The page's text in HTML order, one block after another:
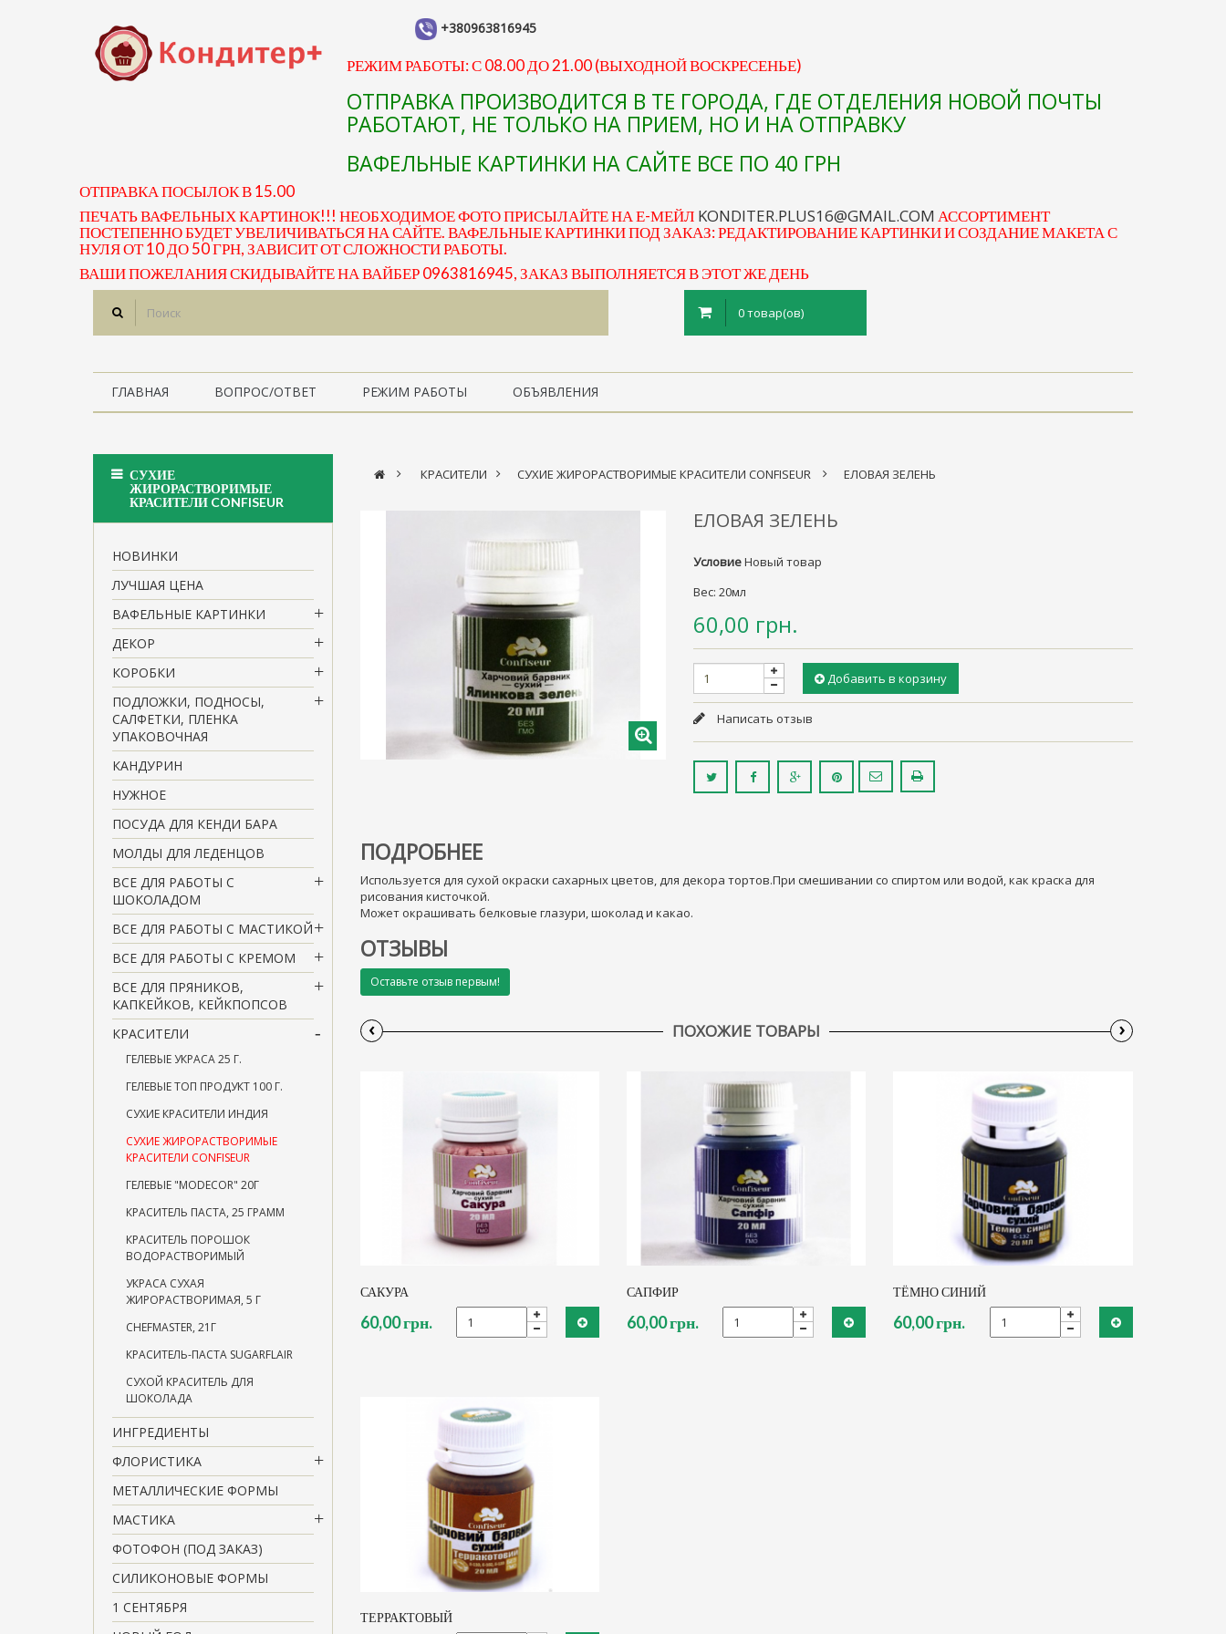
+380963816945
РЕЖИМ РАБОТЫ: С 08.00 ДО 21.00 (ВЫХОДНОЙ ВОСКРЕСЕНЬЕ)
ОТПРАВКА ПРОИЗВОДИТСЯ В ТЕ ГОРОДА, ГДЕ ОТДЕЛЕНИЯ НОВОЙ ПОЧТЫ
РАБОТАЮТ, НЕ ТОЛЬКО НА ПРИЕМ, НО И НА ОТПРАВКУ
ВАФЕЛЬНЫЕ КАРТИНКИ НА САЙТЕ ВСЕ ПО 40 ГРН
ОТПРАВКА ПОСЫЛОК В 15.00
ПЕЧАТЬ ВАФЕЛЬНЫХ КАРТИНОК!!! НЕОБХОДИМОЕ ФОТО ПРИСЫЛАЙТЕ НА Е-МЕЙЛ KONDITER.PLUS16@GMAIL.COM АССОРТИМЕНТ
ПОСТЕПЕННО БУДЕТ УВЕЛИЧИВАТЬСЯ НА САЙТЕ. ВАФЕЛЬНЫЕ КАРТИНКИ ПОД ЗАКАЗ: РЕДАКТИРОВАНИЕ КАРТИНКИ И СОЗДАНИЕ МАКЕТА С
НУЛЯ ОТ 10 ДО 50 ГРН, ЗАВИСИТ ОТ СЛОЖНОСТИ РАБОТЫ.
ВАШИ ПОЖЕЛАНИЯ СКИДЫВАЙТЕ НА ВАЙБЕР 0963816945, ЗАКАЗ ВЫПОЛНЯЕТСЯ В ЭТОТ ЖЕ ДЕНЬ
0 товар(ов)
ГЛАВНАЯ ВОПРОС/ОТВЕТ РЕЖИМ РАБОТЫ ОБЪЯВЛЕНИЯ
СУХИЕ
ЖИРОРАСТВОРИМЫЕ
КРАСИТЕЛИ CONFISEUR
НОВИНКИ
ЛУЧШАЯ ЦЕНА
ВАФЕЛЬНЫЕ КАРТИНКИ
ДЕКОР
КОРОБКИ
ПОДЛОЖКИ, ПОДНОСЫ,
САЛФЕТКИ, ПЛЕНКА
УПАКОВОЧНАЯ
КАНДУРИН
НУЖНОЕ
ПОСУДА ДЛЯ КЕНДИ БАРА
МОЛДЫ ДЛЯ ЛЕДЕНЦОВ
ВСЕ ДЛЯ РАБОТЫ С
ШОКОЛАДОМ
ВСЕ ДЛЯ РАБОТЫ С МАСТИКОЙ
ВСЕ ДЛЯ РАБОТЫ С КРЕМОМ
ВСЕ ДЛЯ ПРЯНИКОВ,
КАПКЕЙКОВ, КЕЙКПОПСОВ
КРАСИТЕЛИ
ГЕЛЕВЫЕ УКРАСА 25 Г.
ГЕЛЕВЫЕ ТОП ПРОДУКТ 100 Г.
СУХИЕ КРАСИТЕЛИ ИНДИЯ
СУХИЕ ЖИРОРАСТВОРИМЫЕ
КРАСИТЕЛИ CONFISEUR
ГЕЛЕВЫЕ "MODECOR" 20Г
КРАСИТЕЛЬ ПАСТА, 25 ГРАММ
КРАСИТЕЛЬ ПОРОШОК
ВОДОРАСТВОРИМЫЙ
УКРАСА СУХАЯ
ЖИРОРАСТВОРИМАЯ, 5 Г
CHEFMASTER, 21Г
КРАСИТЕЛЬ-ПАСТА SUGARFLAIR
СУХОЙ КРАСИТЕЛЬ ДЛЯ
ШОКОЛАДА
ИНГРЕДИЕНТЫ
ФЛОРИСТИКА
МЕТАЛЛИЧЕСКИЕ ФОРМЫ
МАСТИКА
ФОТОФОН (ПОД ЗАКАЗ)
СИЛИКОНОВЫЕ ФОРМЫ
1 СЕНТЯБРЯ
> КРАСИТЕЛИ > СУХИЕ ЖИРОРАСТВОРИМЫЕ КРАСИТЕЛИ CONFISEUR > ЕЛОВАЯ ЗЕЛЕНЬ
ЕЛОВАЯ ЗЕЛЕНЬ
УсловиеНовый товар
Вес: 20мл
60,00 грн.
Добавить в корзину
Написать отзыв
ПОДРОБНЕЕ
Используется для сухой окраски сахарных цветов, для декора тортов.При смешивании со спиртом или водой, как краска для
рисования кисточкой.
Может окрашивать белковые глазури, шоколад и какао.
ОТЗЫВЫ
Оставьте отзыв первым!
ПОХОЖИЕ ТОВАРЫ
‹ ›
САКУРА
60,00 грн.
САПФИР
60,00 грн.
ТЁМНО СИНИЙ
60,00 грн.
ТЕРРАКТОВЫЙ